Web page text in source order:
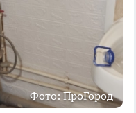
Фото: ПроГород